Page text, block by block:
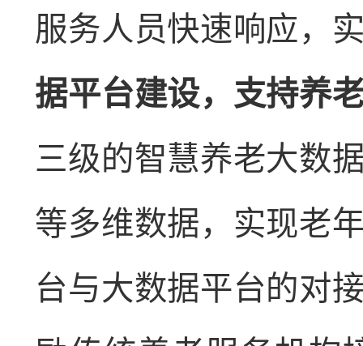
服务人员快速响应，
据平台建设，支持养
三级的智慧养老大数
等多维数据，实现老
台与大数据平台的对